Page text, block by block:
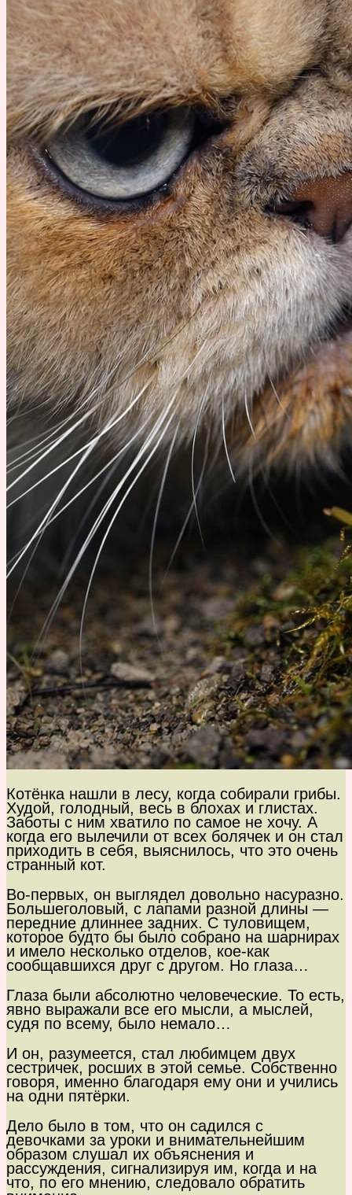
Котёнка нашли в лесу, когда собирали грибы.
Худой, голодный, весь в блохах и глистах.
Заботы с ним хватило по самое не хочу. А
когда его вылечили от всех болячек и он стал
приходить в себя, выяснилось, что это очень
странный кот.
Во-первых, он выглядел довольно насуразно.
Большеголовый, с лапами разной длины —
передние длиннее задних. С туловищем,
которое будто бы было собрано на шарнирах
и имело несколько отделов, кое-как
сообщавшихся друг с другом. Но глаза…
Глаза были абсолютно человеческие. То есть,
явно выражали все его мысли, а мыслей,
судя по всему, было немало…
И он, разумеется, стал любимцем двух
сестричек, росших в этой семье. Собственно
говоря, именно благодаря ему они и учились
на одни пятёрки.
Дело было в том, что он садился с
девочками за уроки и внимательнейшим
образом слушал их объяснения и
рассуждения, сигнализируя им, когда и на
что, по его мнению, следовало обратить